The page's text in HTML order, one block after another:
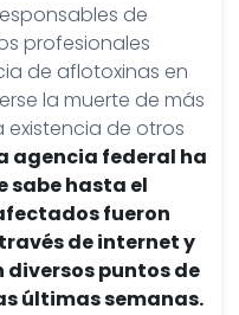
de
profesionales
de aflotoxinas en
la muerte de más
existencia de otros
agencia federal ha
sabe hasta el
fueron
de internet y
puntos de
últimas semanas.